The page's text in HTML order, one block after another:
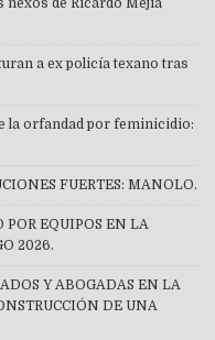
nexos de Ricardo Mejía
a ex policía texano tras
la orfandad por feminicidio:
FUERTES: MANOLO.
POR EQUIPOS EN LA
2026.
Y ABOGADAS EN LA
DE UNA